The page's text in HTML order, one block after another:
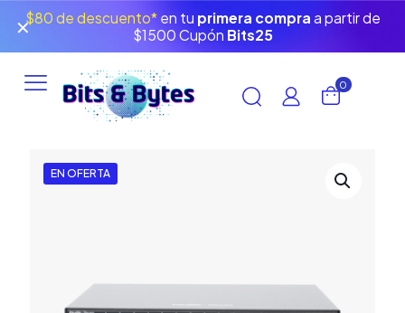
$80 de descuento*en tu primera compra a partir de
$1500 Cupón Bits25
✕
0
EN OFERTA